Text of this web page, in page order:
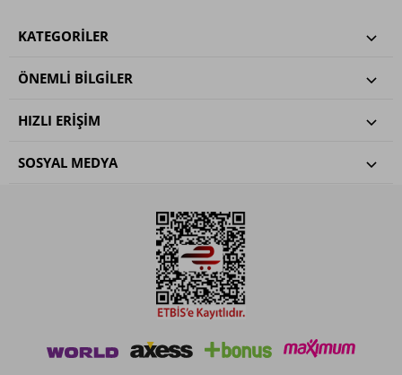
KATEGORILER
ÖNEMLI BILGILER
HIZLI ERIŞIM
SOSYAL MEDYA